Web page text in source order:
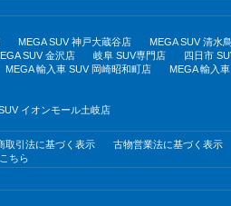
MEGA SUV 神戸大蔵谷店
MEGA SUV 清水
SUV 金沢店 岐阜 SUV専門店 四日市
MEGA 輸入車 SUV 岡崎昭和町店
MEGA 輸入
イオンモール土岐店
取引法に基づく表示
古物営業法に基づく表示
ちら